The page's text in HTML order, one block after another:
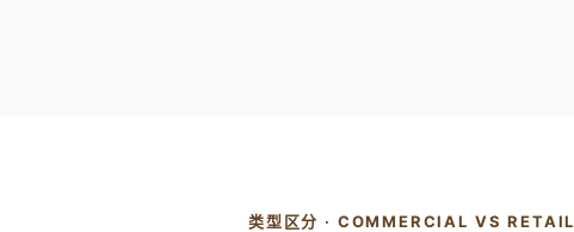
类型区分 · COMMERCIAL VS RETAIL